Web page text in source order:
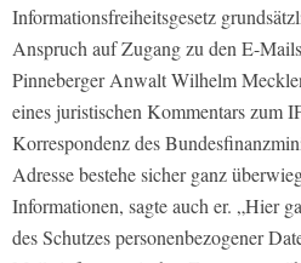
Informationsfreiheitsgesetz
Anspruch auf Zugang zu den E-
Pinneberger Anwalt Wilhelm
eines juristischen Kommentars zum
Korrespondenz des
Adresse bestehe sicher ganz
Informationen, sagte auch er. „Hier
des Schutzes personenbezogener